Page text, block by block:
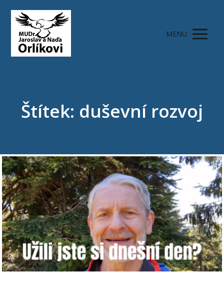
MENU
Štítek: duševní rozvoj